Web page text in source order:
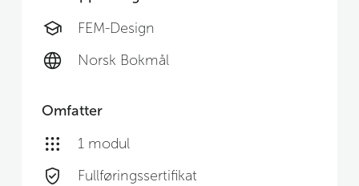
FEM-Design
Norsk Bokmål
Omfatter
1 modul
Fullføringssertifikat